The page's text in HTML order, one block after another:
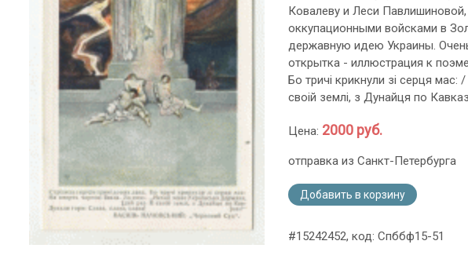
Ковалеву и Леси
оккупационными войсками в
державную идею Украины.
открытка - иллюстрация к
Бо тричi крикнули зi серця
своiй землi, з Дунайця по
Цена: 2000 руб.
отправка из Санкт-Петербурга
Добавить в корзину
#15242452, код: Спббф15-51